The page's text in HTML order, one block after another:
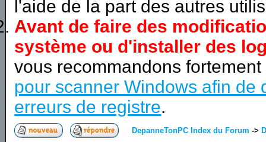
l'aide de la part des autres
Avant de faire des
système ou d'installer des
vous recommandons
pour scanner Windows afin de
erreurs de registre.
DepanneTonPC Index du Forum ->